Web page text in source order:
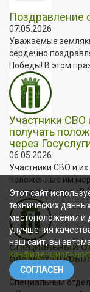
07.05.2026
Уважаемые
сердечно
Победы! В этом
Участники СВО
получать
через
06.05.2026
Участники СВО и
положенные им
www.primorsky.ru В
Специальный
близких
04.05.2026
Специальный
Этот сайт
технических
местоположении и
улучшения
наш сайт, вы
СОГЛАСЕН